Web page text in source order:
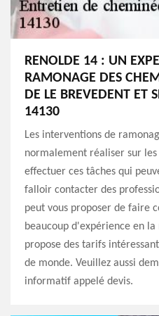
RENOLDE 14 : UN
RAMONAGE DES
DE LE BREVEDENT ET
14130
Les interventions de
normalement réaliser sur
effectuer ces tâches qui
falloir contacter des
peut vous proposer de faire
beaucoup d'expérience en
propose des tarifs
de monde. Veuillez aussi
informatif appelé devis.